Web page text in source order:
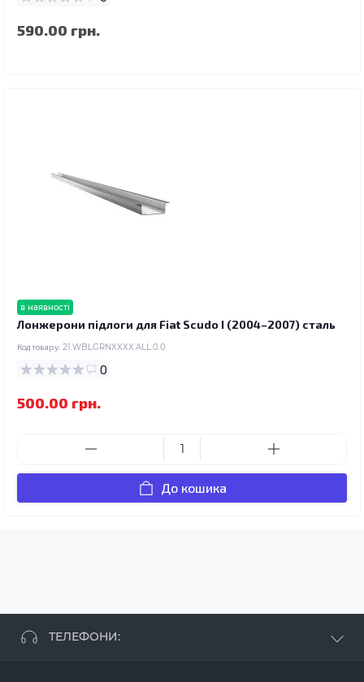
590.00 грн.
в наявності
Лонжерони підлоги для Fiat Scudo I (2004–2007) сталь
Код товару: 21.WBLGRNXXXX.ALL.0.0
0
500.00 грн.
До кошика
ТЕЛЕФОНИ: